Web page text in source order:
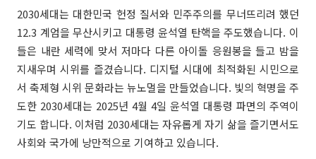
2030세대는 대한민국 헌정 질서와 민주주의를 무너뜨리려 했던
12.3 계엄을 무산시키고 대통령 윤석열 탄핵을 주도했습니다. 이
들은 내란 세력에 맞서 저마다 다른 아이돌 응원봉을 들고 밤을
지새우며 시위를 즐겼습니다. 디지털 시대에 최적화된 시민으로
서 축제형 시위 문화라는 뉴노멀을 만들었습니다. 빛의 혁명을 주
도한 2030세대는 2025년 4월 4일 윤석열 대통령 파면의 주역이
기도 합니다. 이처럼 2030세대는 자유롭게 자기 삶을 즐기면서도
사회와 국가에 낭만적으로 기여하고 있습니다.